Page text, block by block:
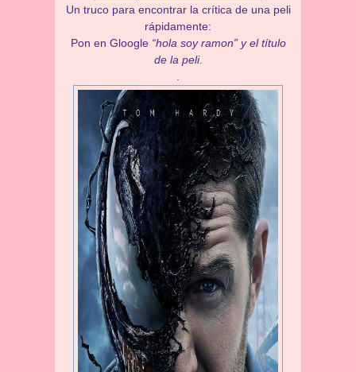
Un truco para encontrar la crítica de una peli
rápidamente:
Pon en Gloogle “hola soy ramon” y el título
de la peli.